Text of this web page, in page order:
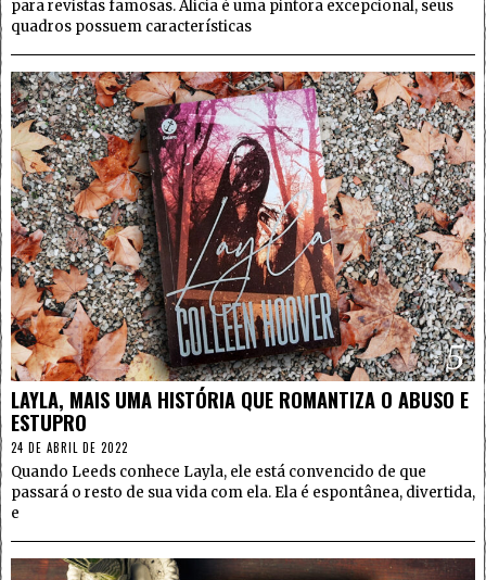
para revistas famosas. Alicia é uma pintora excepcional, seus
quadros possuem características
5
LAYLA, MAIS UMA HISTÓRIA QUE ROMANTIZA O ABUSO E
ESTUPRO
24 DE ABRIL DE 2022
Quando Leeds conhece Layla, ele está convencido de que
passará o resto de sua vida com ela. Ela é espontânea, divertida,
e